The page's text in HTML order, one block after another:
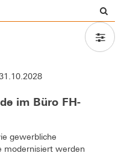
im Büro FH-
gewerbliche
modernisiert werden